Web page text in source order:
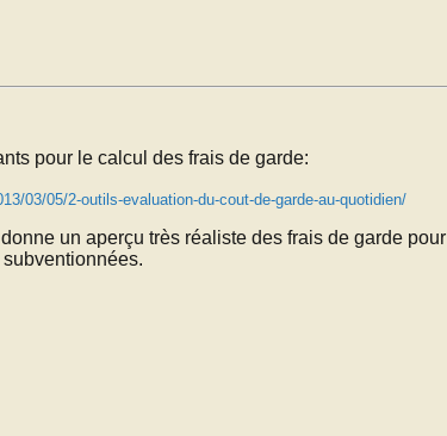
pour le calcul des frais de garde:
03/05/2-outils-evaluation-du-cout-de-garde-au-quotidien/
un aperçu très réaliste des frais de garde pour